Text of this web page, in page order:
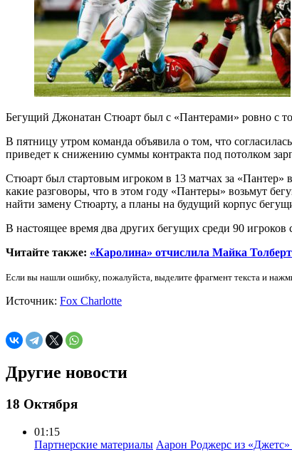
Бегущий Джонатан Стюарт был c «Пантерами» ровно с
В пятницу утром команда объявила о том, что
приведет к снижению суммы контракта под потолком
Стюарт был стартовым игроком в 13 матчах за «Пантер»
какие разговоры, что в этом году «Пантеры» возьмут
найти замену Стюарту, а планы на будущий корпус
В настоящее время два других бегущих среди 90
Читайте также: «Каролина» отчислила Майка
Если вы нашли ошибку, пожалуйста, выделите фрагмент текста и
Источник: Fox Charlotte
Другие новости
18 Октября
01:15
Партнерские материалы Аарон Роджерс из